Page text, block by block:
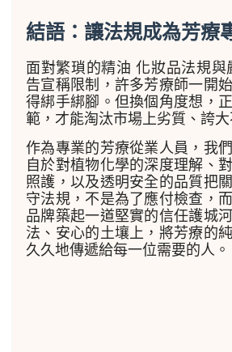
結語：讓法規成為芳療
面對繁瑣的精油 化妝品法規與
告宣稱限制，許多芳療師一開
得綁手綁腳。但換個角度想，
範，才能淘汰市場上劣質、誇大
作為專業的芳療從業人員，我
自於對植物化學的深度理解、
照護，以及透明安全的品質把
守法規，不是為了應付檢查，
品牌築起一道堅實的信任護城
法、安心的土壤上，將芳療的
久久地傳遞給每一位需要的人。